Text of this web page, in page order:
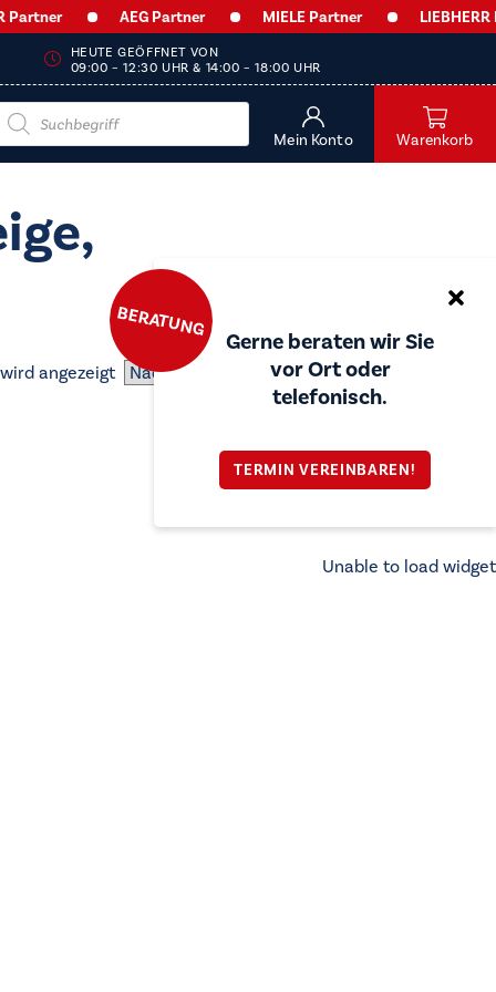
AEG Partner MIELE Partner LIEBHERR
HEUTE GEÖFFNET VON
09:00 – 12:30 UHR & 14:00 – 18:00 UHR
Mein Konto Warenkorb
BERATUNG
Gerne beraten wir Sie
vor Ort oder
telefonisch.
TERMIN VEREINBAREN!
angezeigt
Unable to load widget